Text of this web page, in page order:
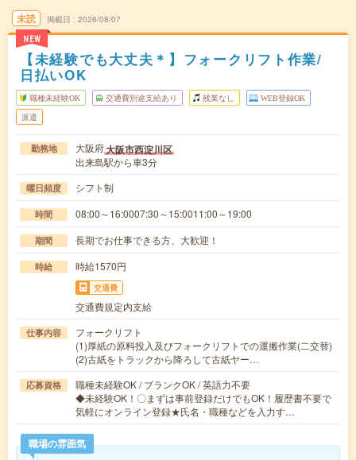
未読
NEW
掲載日 2026/08/07
【未経験でも大丈夫＊】フォークリフト作業/
日払いOK
職種未経験OK 交通費別途支給あり 残業なし WEB登録OK
派遣
勤務地 大阪府大阪市西淀川区
出来島駅から車3分
曜日頻度 シフト制
時間 08:00～16:0007:30～15:0011:00～19:00
期間 長期でお仕事できる方、大歓迎！
時給 時給1570円
交通費
交通費規定内支給
仕事内容
フォークリフト
(1)厚紙の原料投入及びフォークリフトでの運搬作業(二交替)
(2)古紙をトラックから降ろして古紙ヤー…
応募資格
職種未経験OK / ブランクOK / 英語力不要
◆未経験OK！〇まずは事前登録だけでもOK！履歴書不要で
気軽にオンライン登録★氏名・職種などを入力す…
職場の雰囲気